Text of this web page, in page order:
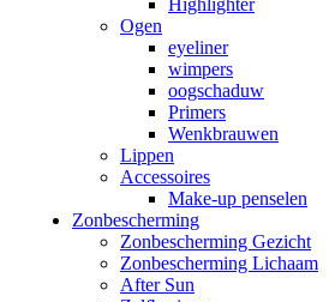
Highlighter
Ogen
eyeliner
wimpers
oogschaduw
Primers
Wenkbrauwen
Lippen
Accessoires
Make-up penselen
Zonbescherming
Zonbescherming Gezicht
Zonbescherming Lichaam
After Sun